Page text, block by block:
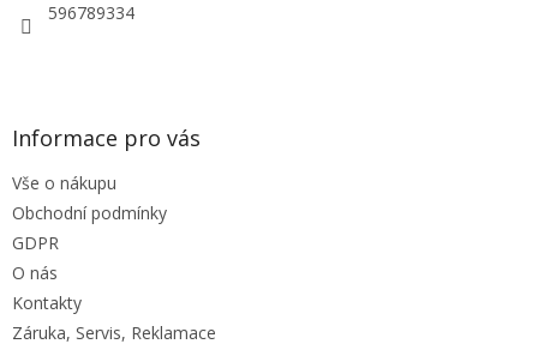
596789334
Informace pro vás
Vše o nákupu
Obchodní podmínky
GDPR
O nás
Kontakty
Záruka, Servis, Reklamace